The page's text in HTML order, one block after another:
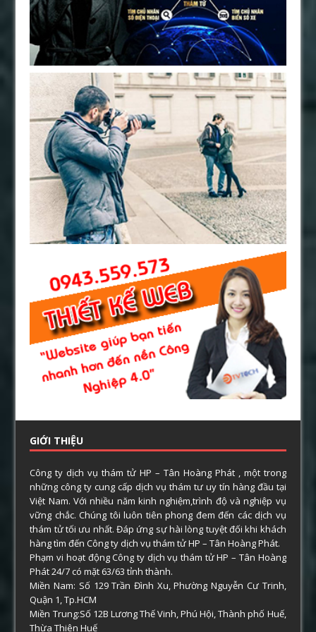
GIỚI THIỆU
Công ty dịch vụ thám tử HP – Tân Hoàng Phát , một trong
những công ty cung cấp dịch vụ thám tư uy tín hàng đầu tại
Việt Nam. Với nhiều năm kinh nghiệm,trình độ và nghiệp vụ
vững chắc. Chúng tôi luôn tiên phong đem đến các dịch vụ
thám tử tối ưu nhất. Đáp ứng sự hài lòng tuyệt đối khi khách
hàng tìm đến Công ty dịch vụ thám tử HP – Tân Hoàng Phát.
Phạm vi hoạt động Công ty dịch vụ thám tử HP – Tân Hoàng
Phát 24/7 có mặt 63/63 tỉnh thành.
Miền Nam: Số 129 Trần Đình Xu, Phường Nguyễn Cư Trinh,
Quận 1, Tp.HCM
Miền Trung:Số 12B Lương Thế Vinh, Phú Hội, Thành phố Huế,
Thừa Thiên Huế